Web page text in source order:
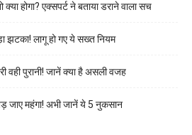
होगा? एक्सपर्ट ने बताया डराने वाला सच
झटका! लागू हो गए ये सख्त नियम
वही पुरानी! जानें क्या है असली वजह
महंगा! अभी जानें ये 5 नुकसान